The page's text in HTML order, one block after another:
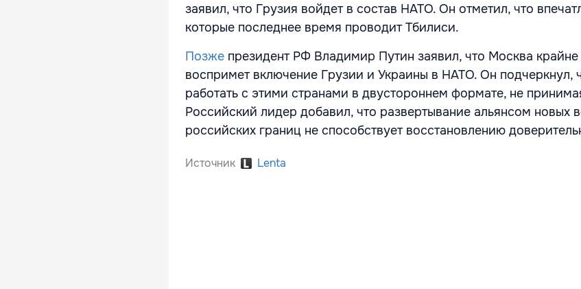
заявил, что Грузия войдет в состав НАТО. Он отметил, что
которые последнее время проводит Тбилиси.
Позже президент РФ Владимир Путин заявил, что Москва крайне
воспримет включение Грузии и Украины в НАТО. Он подчеркнул,
работать с этими странами в двустороннем формате, не
Российский лидер добавил, что развертывание альянсом новых
российских границ не способствует восстановлению
Источник Lenta